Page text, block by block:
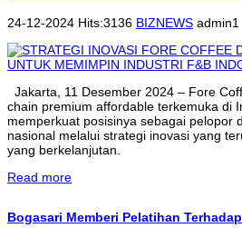
24-12-2024 Hits:3136 BIZNEWS admin1
Jakarta, 11 Desember 2024 – Fore
chain premium affordable terkemuka di
memperkuat posisinya sebagai pelopor
nasional melalui strategi inovasi yang
yang berkelanjutan.
Read more
Bogasari Memberi Pelatihan